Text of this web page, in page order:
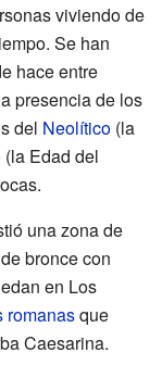
viviendo de
Se han
hace entre
presencia de los
del Neolítico (la
(la Edad del
una zona de
bronce con
en Los
romanasque
Caesarina.